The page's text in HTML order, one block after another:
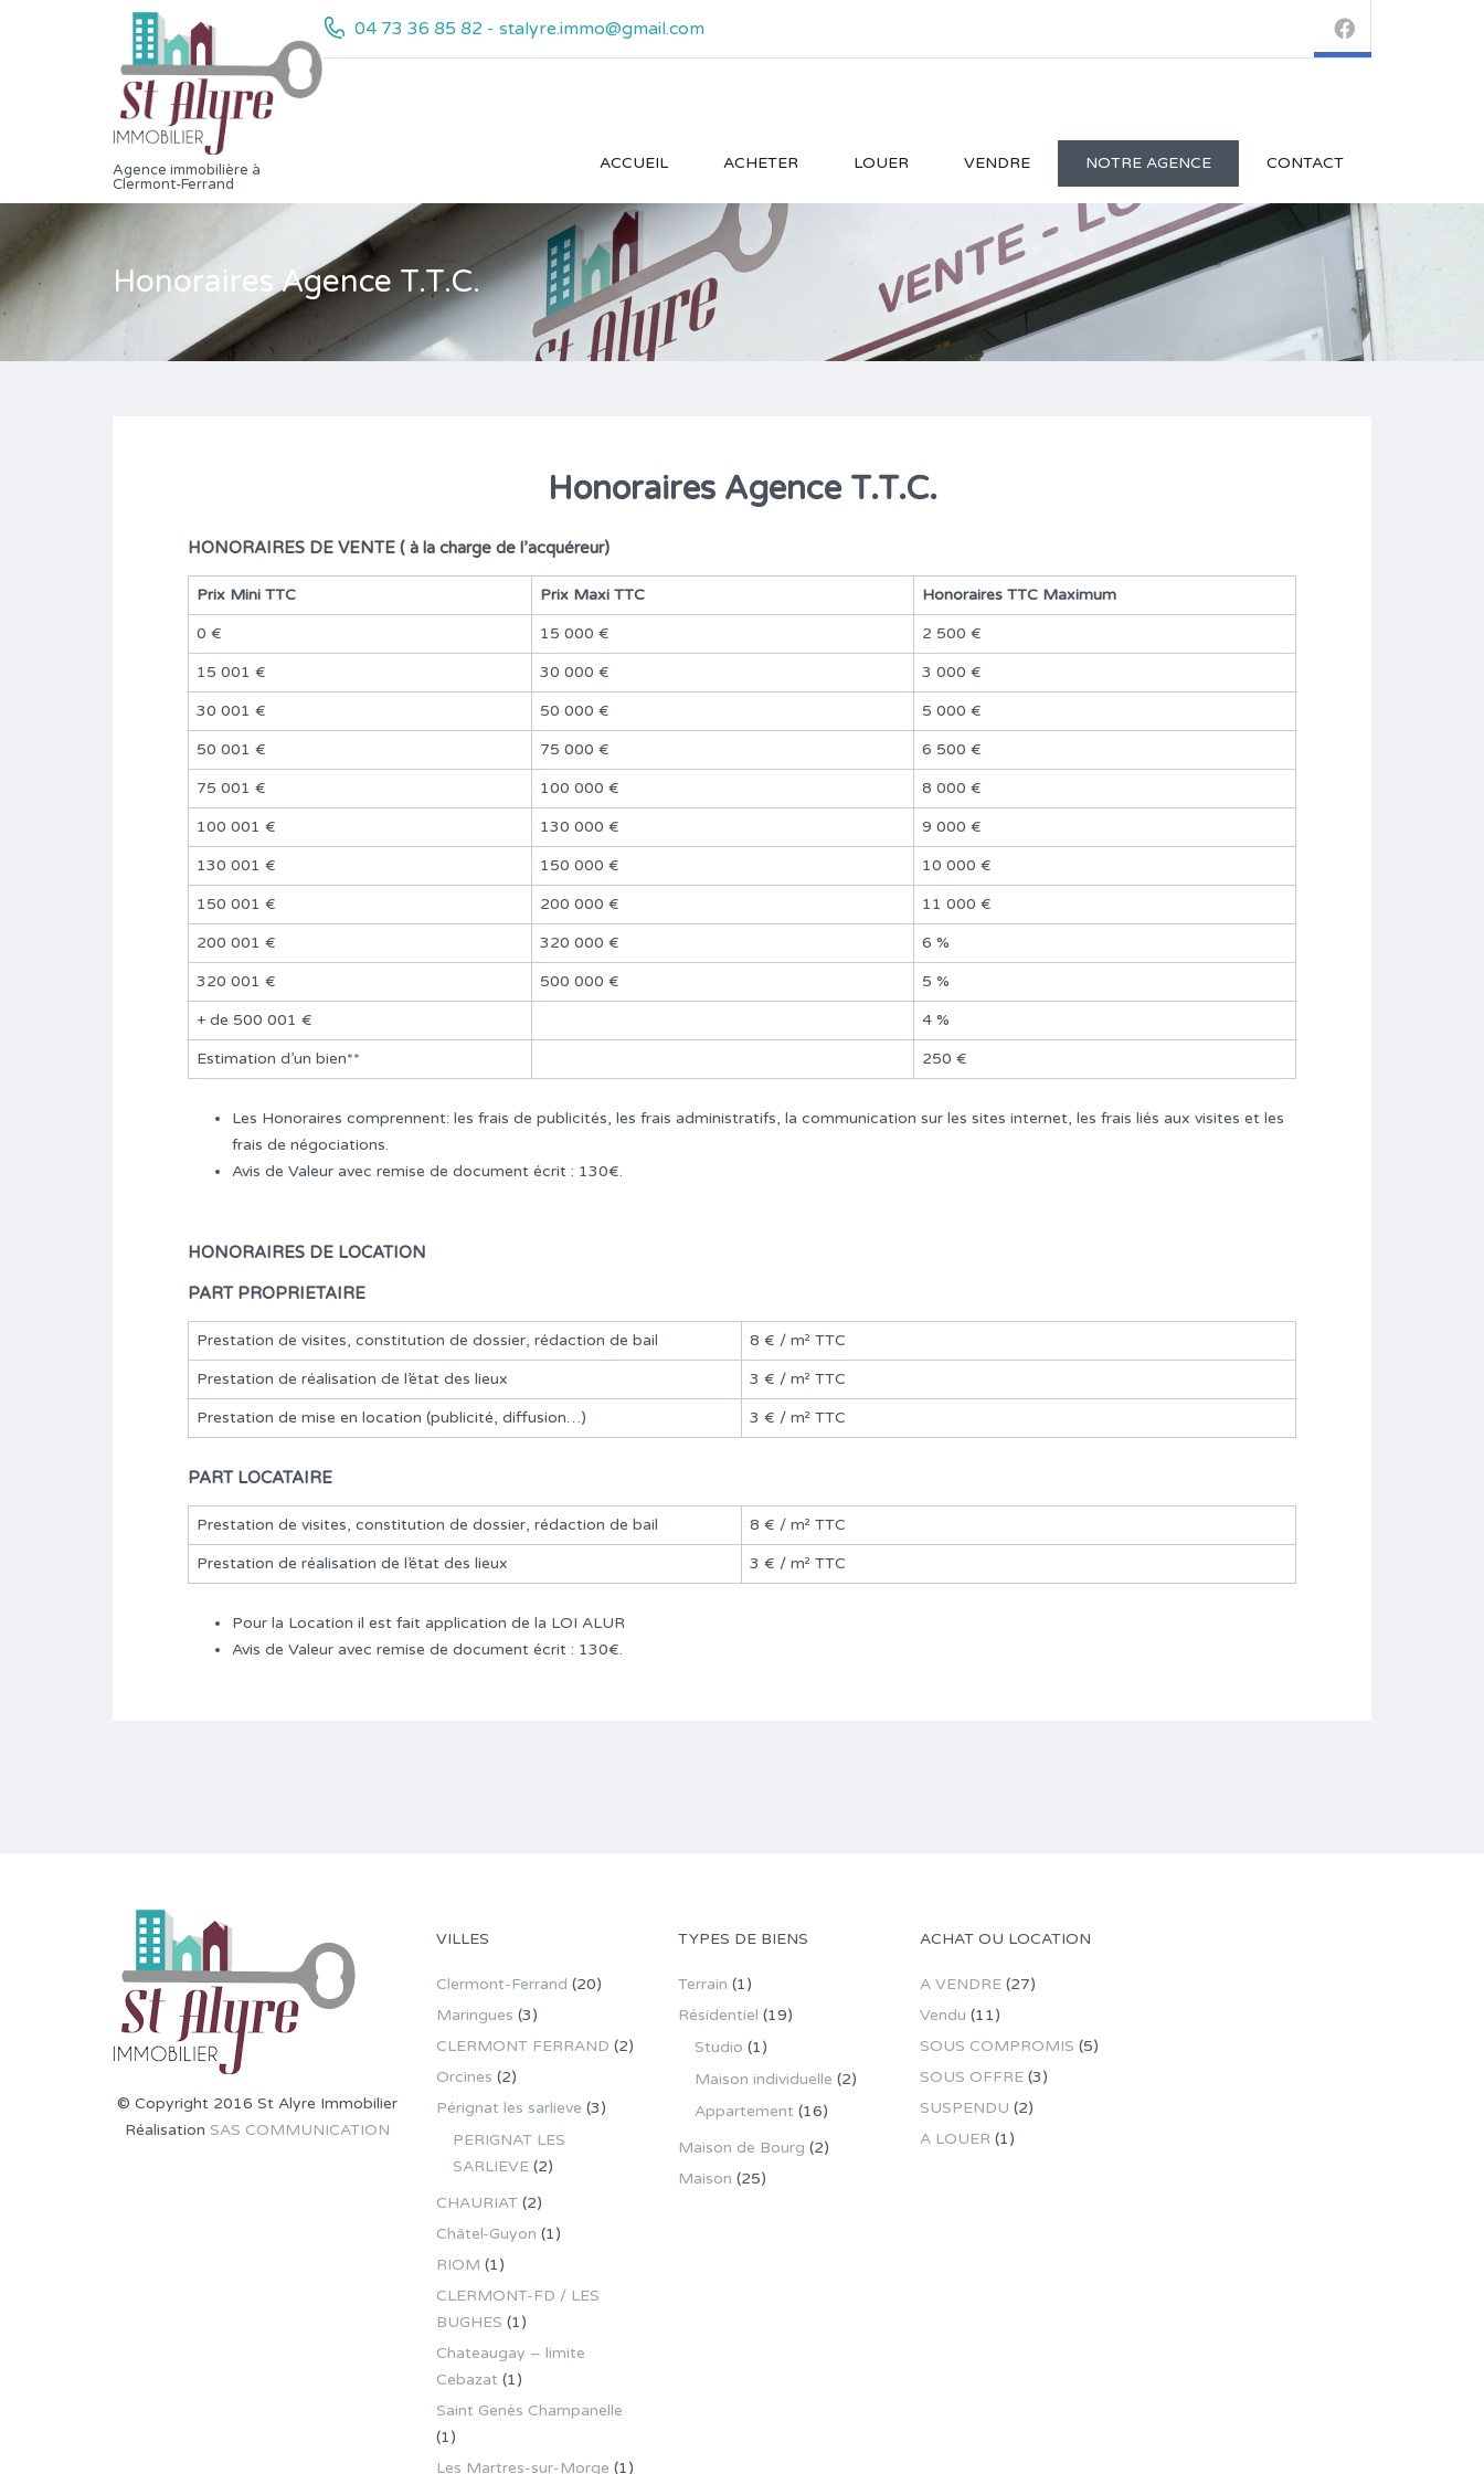
Agence immobilière à
Clermont-Ferrand
04 73 36 85 82 - stalyre.immo@gmail.com
ACCUEIL ACHETER LOUER VENDRE NOTRE AGENCE CONTACT
Honoraires Agence T.T.C.
Honoraires Agence T.T.C.
HONORAIRES DE VENTE ( à la charge de l’acquéreur)
Prix Mini TTC Prix Maxi TTC Honoraires TTC Maximum
0 € 15 000 € 2 500 €
15 001 € 30 000 € 3 000 €
30 001 € 50 000 € 5 000 €
50 001 € 75 000 € 6 500 €
75 001 € 100 000 € 8 000 €
100 001 € 130 000 € 9 000 €
130 001 € 150 000 € 10 000 €
150 001 € 200 000 € 11 000 €
200 001 € 320 000 € 6 %
320 001 € 500 000 € 5 %
+ de 500 001 € 4 %
Estimation d’un bien** 250 €
Les Honoraires comprennent: les frais de publicités, les frais administratifs, la communication sur les sites internet, les frais liés aux visites et les
frais de négociations.
Avis de Valeur avec remise de document écrit : 130€.
HONORAIRES DE LOCATION
PART PROPRIETAIRE
Prestation de visites, constitution de dossier, rédaction de bail 8 € / m² TTC
Prestation de réalisation de l’état des lieux 3 € / m² TTC
Prestation de mise en location (publicité, diffusion…) 3 € / m² TTC
PART LOCATAIRE
Prestation de visites, constitution de dossier, rédaction de bail 8 € / m² TTC
Prestation de réalisation de l’état des lieux 3 € / m² TTC
Pour la Location il est fait application de la LOI ALUR
Avis de Valeur avec remise de document écrit : 130€.
© Copyright 2016 St Alyre Immobilier
Réalisation SAS COMMUNICATION
VILLES
Clermont-Ferrand (20)
Maringues (3)
CLERMONT FERRAND (2)
Orcines (2)
Pérignat les sarlieve (3)
PERIGNAT LES
SARLIEVE(2)
CHAURIAT(2)
Châtel-Guyon (1)
RIOM (1)
CLERMONT-FD / LES
BUGHES (1)
Chateaugay – limite
Cebazat (1)
Saint Genès Champanelle
(1)
Les Martres-sur-Morge (1)
TYPES DE BIENS
Terrain (1)
Résidentiel (19)
Studio (1)
Maison individuelle (2)
Appartement (16)
Maison de Bourg (2)
Maison (25)
ACHAT OU LOCATION
A VENDRE (27)
Vendu (11)
SOUS COMPROMIS (5)
SOUS OFFRE (3)
SUSPENDU (2)
A LOUER (1)